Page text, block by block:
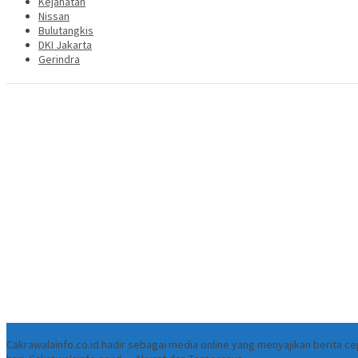
Nissan
Bulutangkis
DKI Jakarta
Gerindra
Cakrawalainfo.co.id hadir sebagai media online yang menyajikan berita